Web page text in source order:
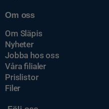
Om oss
Om Släpis
Nyheter
Jobba hos oss
Våra filialer
Prislistor
Filer